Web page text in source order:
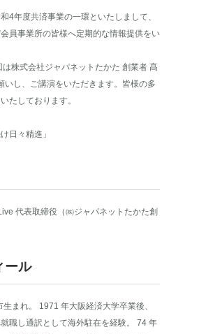
4年度共済事業の一環といたしまして、
員事業所の皆様へ定期的な情報提供をい
株式会社ジャパネットたかた 創業者 髙
いし、ご講演をいただきます。皆様の多
たしております。
日々精進」
代表取締役（㈱ジャパネットたかた創
ール
まれ。 1971 年大阪経済大学卒業後、
職し通訳として海外駐在を経験。 74 年